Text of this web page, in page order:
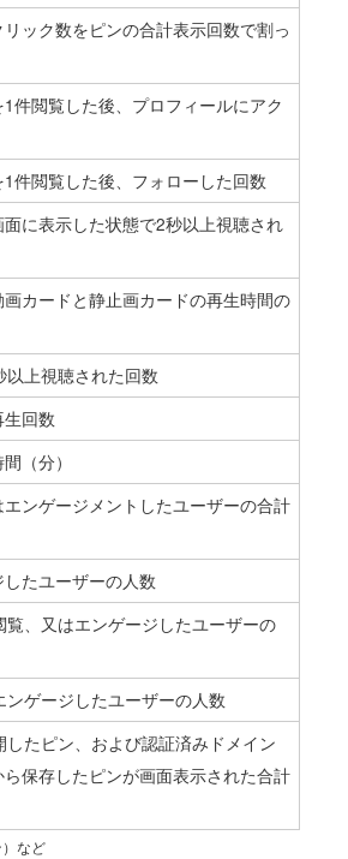
ック数をピンの合計表示回数で割っ
件閲覧した後、プロフィールにアク
件閲覧した後、フォローした回数
に表示した状態で2秒以上視聴され
カードと静止画カードの再生時間の
上視聴された回数
回数
（分）
ンゲージメントしたユーザーの合計
たユーザーの人数
、又はエンゲージしたユーザーの
ゲージしたユーザーの人数
たピン、および認証済みドメイン
保存したピンが画面表示された合計
など